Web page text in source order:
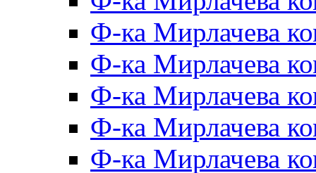
Ф-ка Мирлачева
Ф-ка Мирлачева
Ф-ка Мирлачева
Ф-ка Мирлачева
Ф-ка Мирлачева